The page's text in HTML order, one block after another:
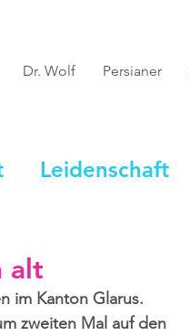
Dr. Wolf Persianer
Leidenschaft
alt
im Kanton Glarus.
zweiten Mal auf den